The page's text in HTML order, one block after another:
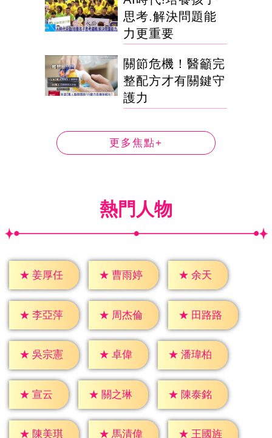
思考.解決問題能
力更重要
關節危機！醫籲完
整配方才有關鍵守
護力
更多焦點+
熱門人物
★ 姜厚任 ★ 曹雨婷 ★ 余天
★ 李亞萍 ★ 周杰倫 ★ 田路路
★ 吳宗憲 ★ 卓偉 ★ 潘瑋柏
★ 宣云 ★ 關之琳 ★ 陳泰銘
★ 陳美琪 ★ 馬清偉 ★ 王國旌